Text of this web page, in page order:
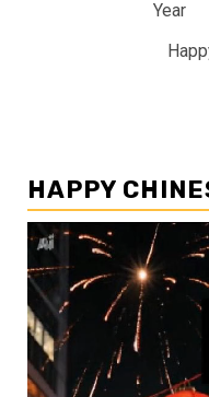
HAPPY
Pemutar